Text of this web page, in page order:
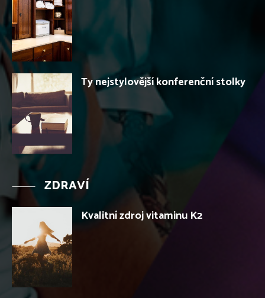
Ty nejstylovější konferenční stolky
ZDRAVÍ
Kvalitní zdroj vitaminu K2